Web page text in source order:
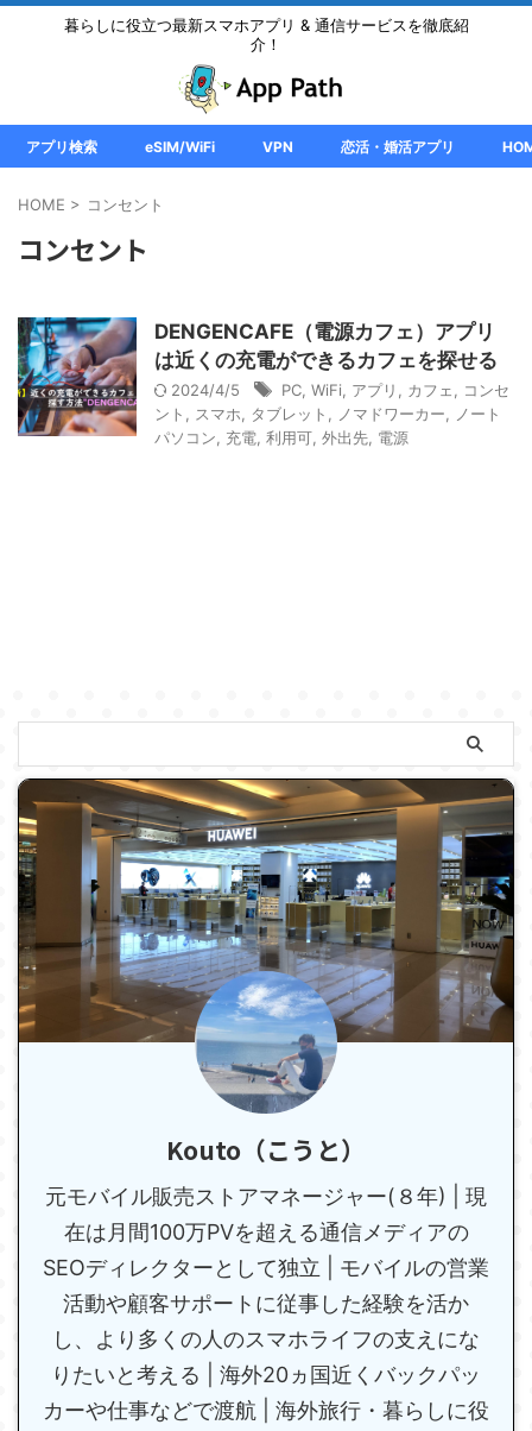
暮らしに役立つ最新スマホアプリ & 通信サービスを徹底紹
介！
アプリ検索 eSIM/WiFi VPN 恋活・婚活アプリ
HOME > コンセント
コンセント
DENGENCAFE（電源カフェ）アプリ
は近くの充電ができるカフェを探せる
2024/4/5 PC WiFi アプリ カフェ
コンセ
ント
スマホ タブレット ノマドワーカー
ノート
パソコン
充電 利用可 外出先 電源
Kouto（こうと）
元モバイル販売ストアマネージャー(８年) | 現
在は月間100万PVを超える通信メディアの
SEOディレクターとして独立 | モバイルの営業
活動や顧客サポートに従事した経験を活か
し、より多くの人のスマホライフの支えにな
りたいと考える | 海外20ヵ国近くバックパッ
カーや仕事などで渡航 | 海外旅行・暮らしに役